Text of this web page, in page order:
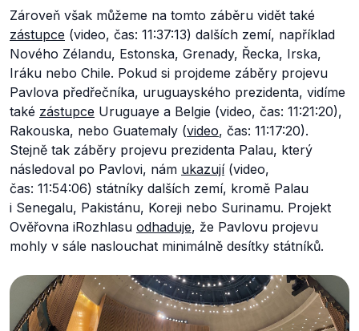
Zároveň však můžeme na tomto záběru vidět také
zástupce (video, čas: 11:37:13) dalších zemí, například
Nového Zélandu, Estonska, Grenady, Řecka, Irska,
Iráku nebo Chile. Pokud si projdeme záběry projevu
Pavlova předřečníka, uruguayského prezidenta, vidíme
také zástupce Uruguaye a Belgie (video, čas: 11:21:20),
Rakouska, nebo Guatemaly (video, čas: 11:17:20).
Stejně tak záběry projevu prezidenta Palau, který
následoval po Pavlovi, nám ukazují(video,
čas: 11:54:06) státníky dalších zemí, kromě Palau
i Senegalu, Pakistánu, Koreji nebo Surinamu. Projekt
Ověřovna iRozhlasu odhaduje, že Pavlovu projevu
mohly v sále naslouchat minimálně desítky státníků.